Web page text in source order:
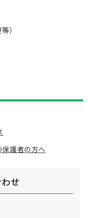
）
護者の方へ
せ